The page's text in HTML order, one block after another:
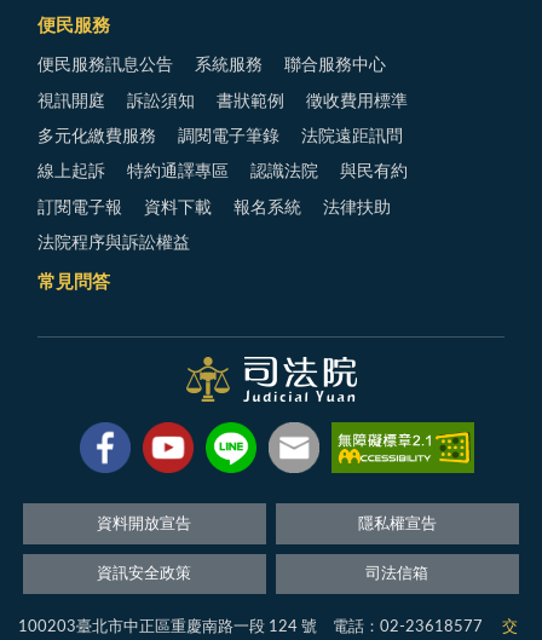
便民服務
便民服務訊息公告 系統服務 聯合服務中心
視訊開庭 訴訟須知 書狀範例 徵收費用標準
多元化繳費服務 調閱電子筆錄 法院遠距訊問
線上起訴 特約通譯專區 認識法院 與民有約
訂閱電子報 資料下載 報名系統 法律扶助
法院程序與訴訟權益
常見問答
資料開放宣告 隱私權宣告
資訊安全政策 司法信箱
100203臺北市中正區重慶南路一段 124 號 電話：02-23618577 交